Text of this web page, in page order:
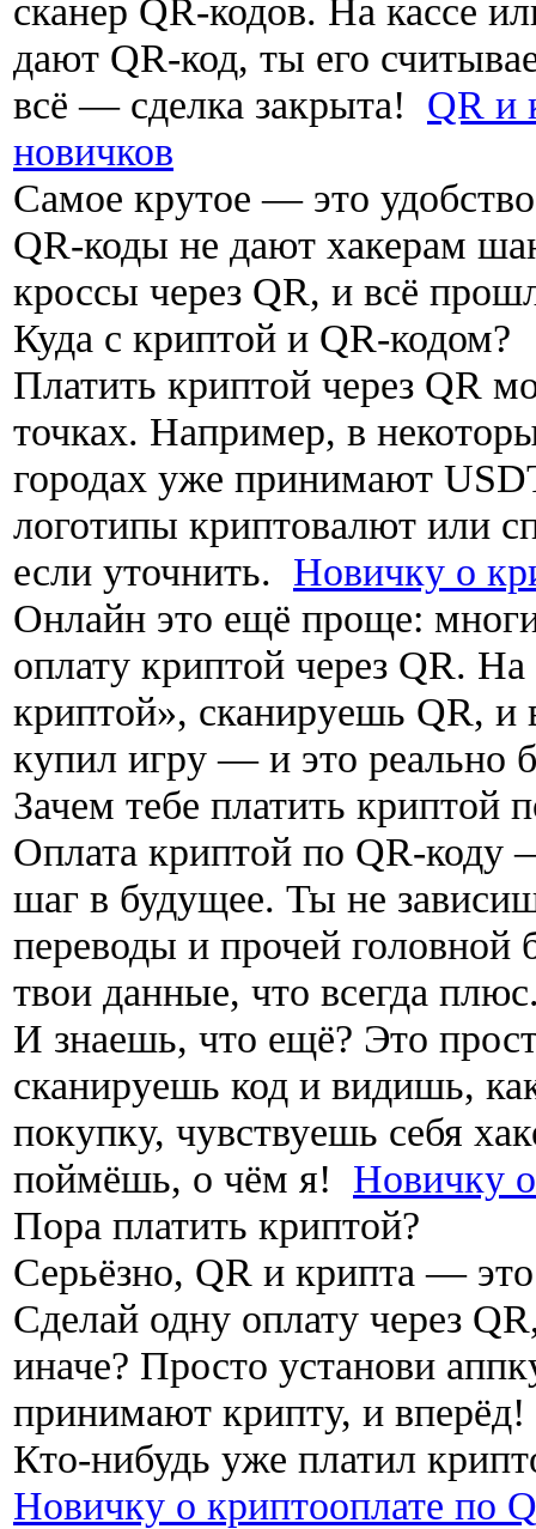
сканер QR-кодов. На кассе
дают QR-код, ты его
всё — сделка закрыта! QR и
новичков
Самое крутое — это
QR-коды не дают хакерам
кроссы через QR, и всё
Куда с криптой и QR-кодом?
Платить криптой через QR
точках. Например, в
городах уже принимают
логотипы криптовалют или
если уточнить. Новичку о
Онлайн это ещё проще:
оплату криптой через QR.
криптой», сканируешь QR, и
купил игру — и это реально
Зачем тебе платить криптой
Оплата криптой по QR-коду
шаг в будущее. Ты не
переводы и прочей
твои данные, что всегда
И знаешь, что ещё? Это
сканируешь код и видишь,
покупку, чувствуешь себя
поймёшь, о чём я! Новичку
Пора платить криптой?
Серьёзно, QR и крипта —
Сделай одну оплату через
иначе? Просто установи
принимают крипту, и вперёд!
Кто-нибудь уже платил
Новичку о криптооплате по